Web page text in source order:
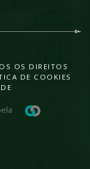
OS DIREITOS
DE COOKIES
.